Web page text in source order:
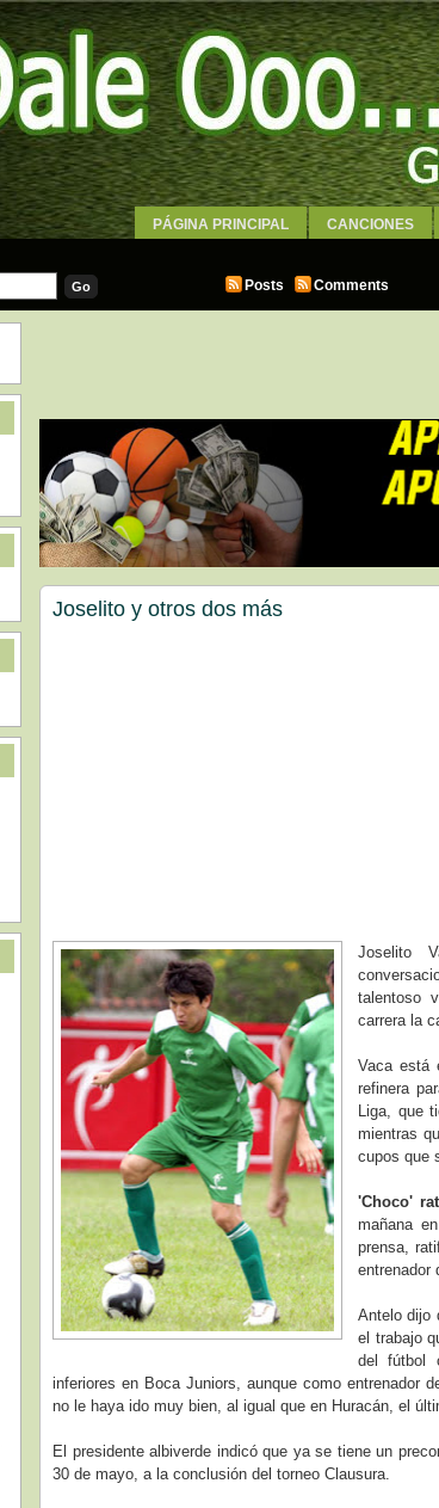
PÁGINA PRINCIPAL CANCIONES
Posts
Comments
Joselito y otros dos más
Joselito
talentoso
carrera la
Vaca está
refinera
Liga, que
mientras
cupos que
'Choco'
mañana
prensa,
entrenador
Antelo dijo
el trabajo
del fútbol
inferiores en Boca Juniors, aunque como entrenador
no le haya ido muy bien, al igual que en Huracán, el
El presidente albiverde indicó que ya se tiene un
30 de mayo, a la conclusión del torneo Clausura.